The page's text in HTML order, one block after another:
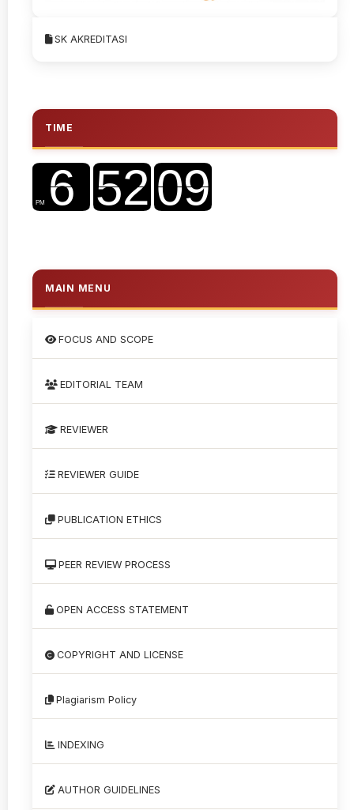
SK AKREDITASI
TIME
MAIN MENU
FOCUS AND SCOPE
EDITORIAL TEAM
REVIEWER
REVIEWER GUIDE
PUBLICATION ETHICS
PEER REVIEW PROCESS
OPEN ACCESS STATEMENT
COPYRIGHT AND LICENSE
Plagiarism Policy
INDEXING
AUTHOR GUIDELINES